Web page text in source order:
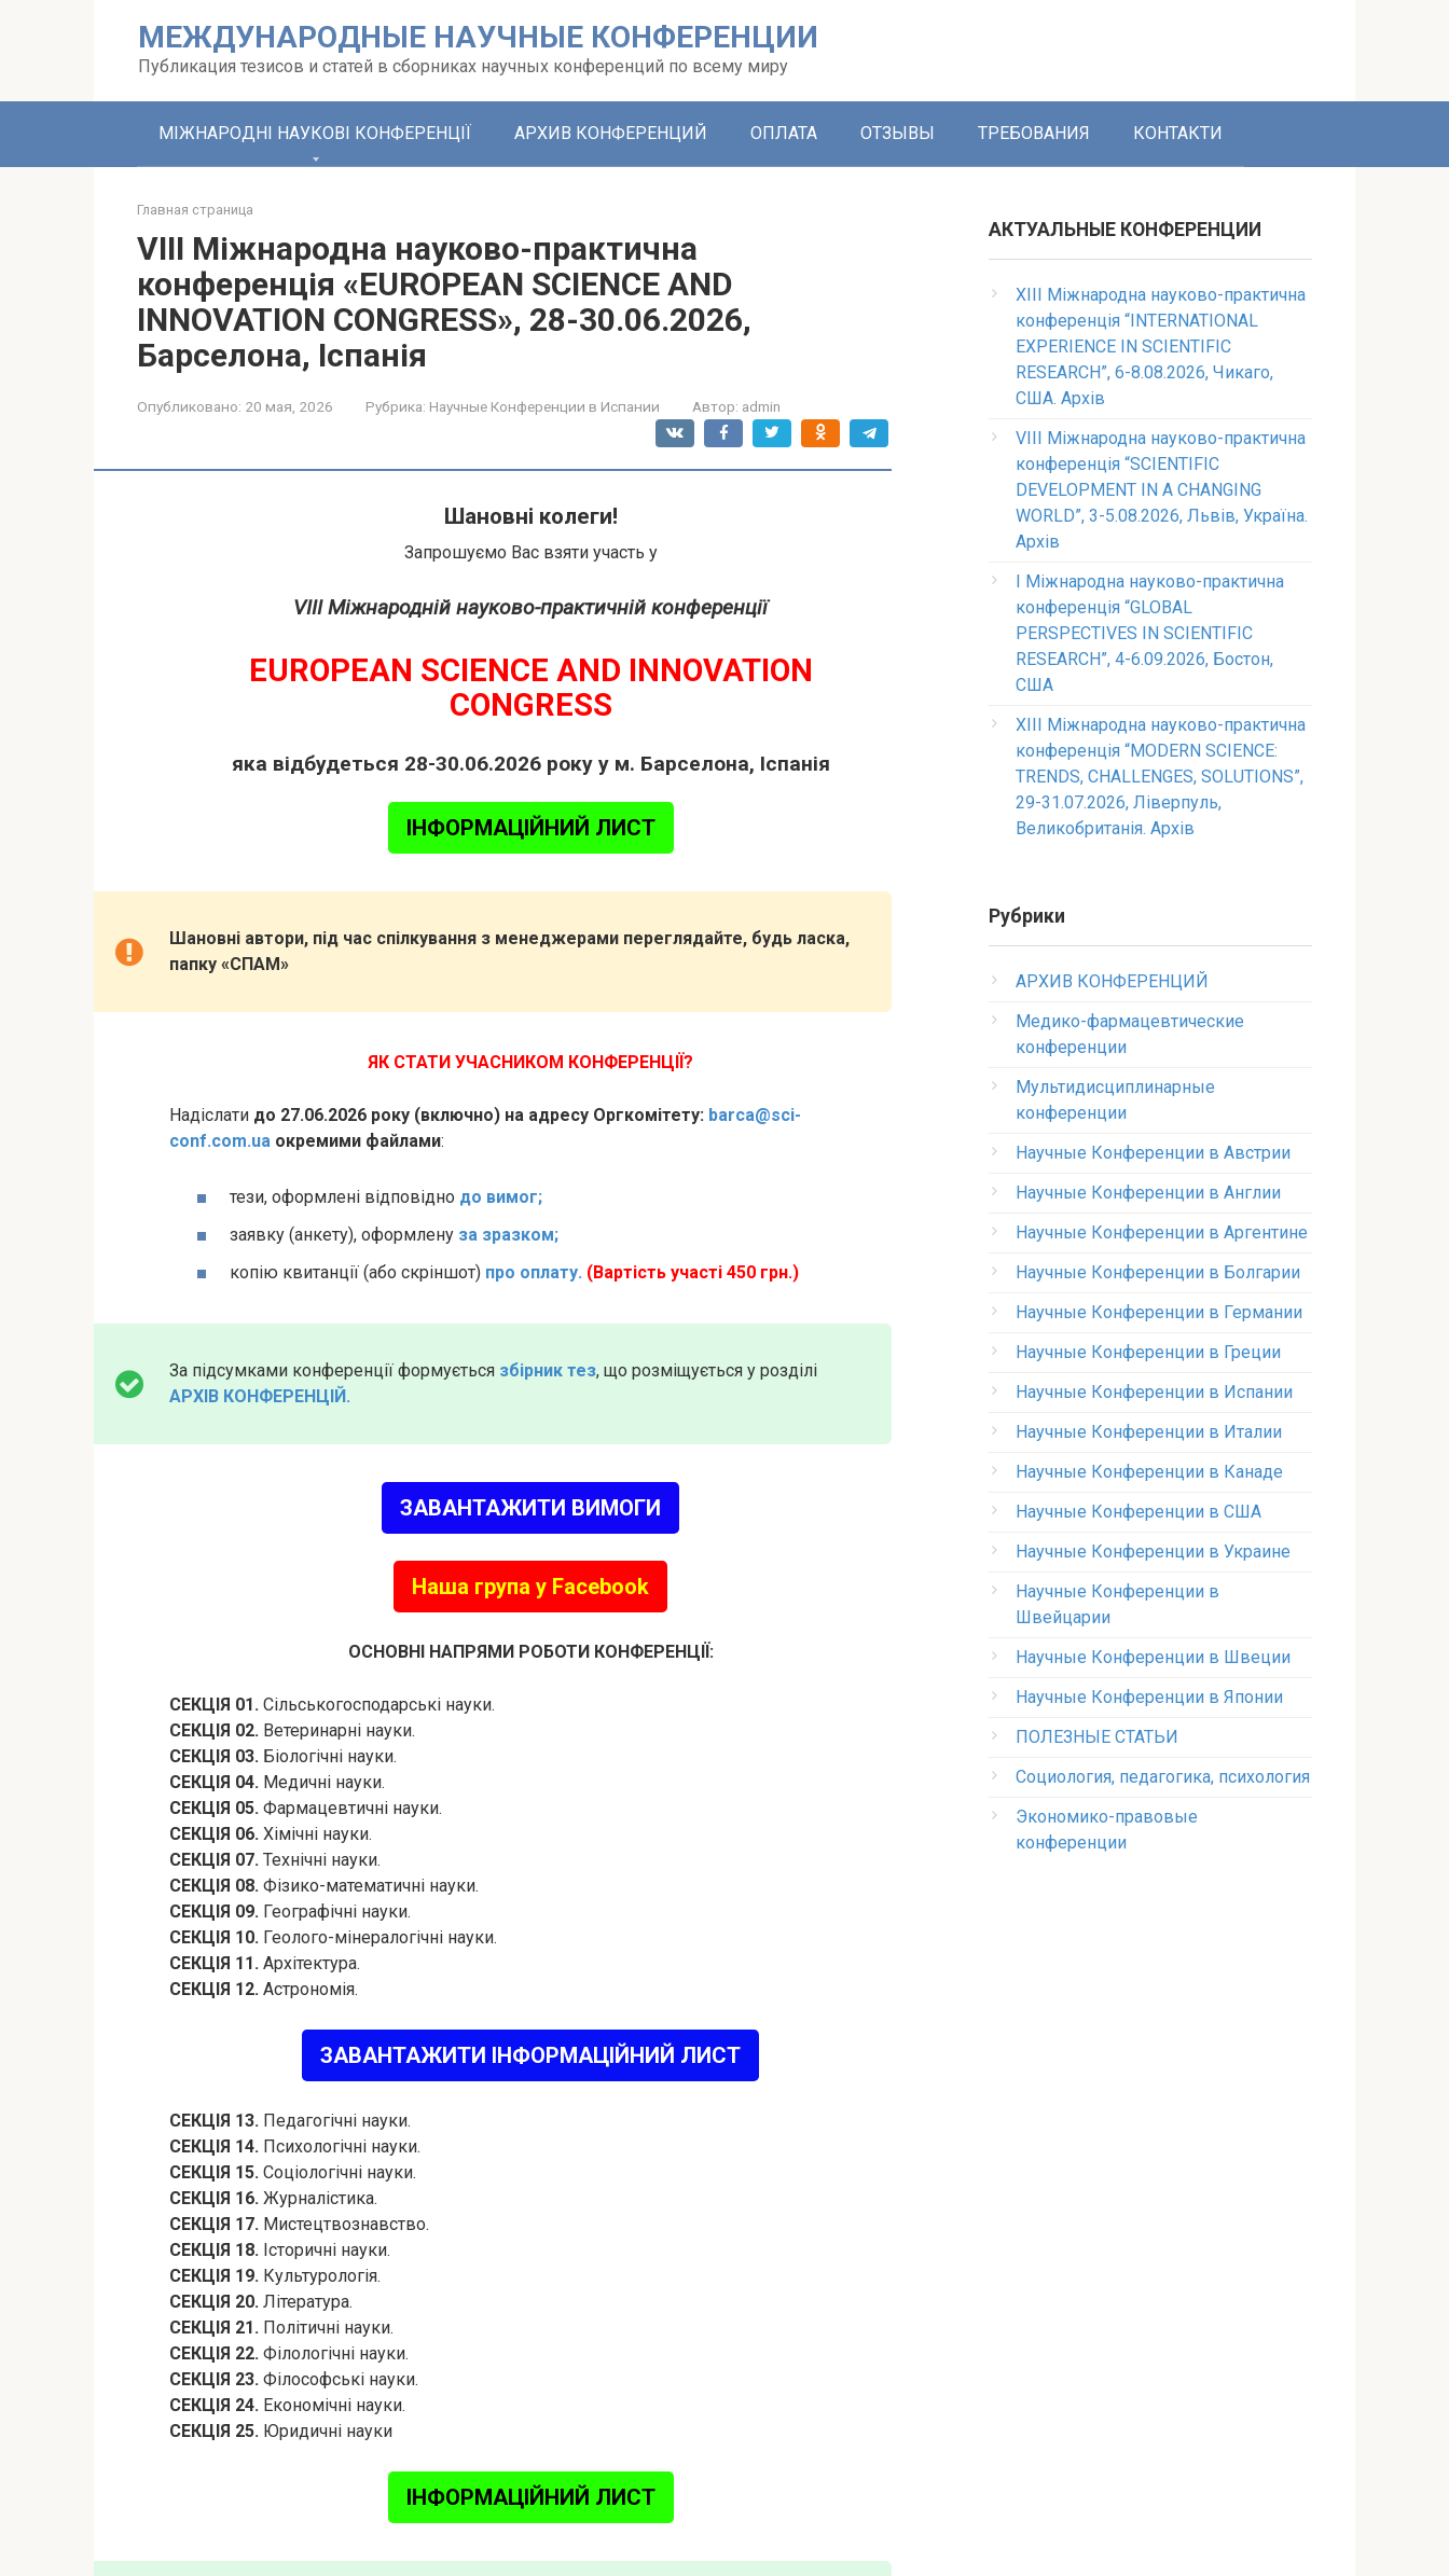
МЕЖДУНАРОДНЫЕ НАУЧНЫЕ КОНФЕРЕНЦИИ
Публикация тезисов и статей в сборниках научных конференций по всему миру
МІЖНАРОДНІ НАУКОВІ КОНФЕРЕНЦІЇ АРХИВ КОНФЕРЕНЦИЙ ОПЛАТА ОТЗЫВЫ ТРЕБОВАНИЯ КОНТАКТИ
Главная страница
VIII Міжнародна науково-практична
конференція «EUROPEAN SCIENCE AND
INNOVATION CONGRESS», 28-30.06.2026,
Барселона, Іспанія
Опубликовано: 20 мая, 2026 Рубрика: Научные Конференции в Испании Автор: admin
Шановні колеги!
Запрошуємо Вас взяти участь у
VIII Міжнародній науково-практичній конференції
EUROPEAN SCIENCE AND INNOVATION
CONGRESS
яка відбудеться 28-30.06.2026 року у м. Барселона, Іспанія
ІНФОРМАЦІЙНИЙ ЛИСТ
Шановні автори, під час спілкування з менеджерами переглядайте, будь ласка,
папку «СПАМ»
ЯК СТАТИ УЧАСНИКОМ КОНФЕРЕНЦІЇ?
Надіслати до 27.06.2026 року (включно) на адресу Оргкомітету: barca@sci-
conf.com.ua окремими файлами:
тези, оформлені відповідно до вимог;
заявку (анкету), оформлену за зразком;
копію квитанції (або скріншот) про оплату. (Вартість участі 450 грн.)
За підсумками конференції формується збірник тез, що розміщується у розділі
АРХІВ КОНФЕРЕНЦІЙ.
ЗАВАНТАЖИТИ ВИМОГИ
Наша група у Facebook
ОСНОВНІ НАПРЯМИ РОБОТИ КОНФЕРЕНЦІЇ:
СЕКЦІЯ 01. Сільськогосподарські науки.
СЕКЦІЯ 02. Ветеринарні науки.
СЕКЦІЯ 03. Біологічні науки.
СЕКЦІЯ 04. Медичні науки.
СЕКЦІЯ 05. Фармацевтичні науки.
СЕКЦІЯ 06. Хімічні науки.
СЕКЦІЯ 07. Технічні науки.
СЕКЦІЯ 08. Фізико-математичні науки.
СЕКЦІЯ 09. Географічні науки.
СЕКЦІЯ 10. Геолого-мінералогічні науки.
СЕКЦІЯ 11. Архітектура.
СЕКЦІЯ 12. Астрономія.
ЗАВАНТАЖИТИ ІНФОРМАЦІЙНИЙ ЛИСТ
СЕКЦІЯ 13. Педагогічні науки.
СЕКЦІЯ 14. Психологічні науки.
СЕКЦІЯ 15. Соціологічні науки.
СЕКЦІЯ 16. Журналістика.
СЕКЦІЯ 17. Мистецтвознавство.
СЕКЦІЯ 18. Історичні науки.
СЕКЦІЯ 19. Культурологія.
СЕКЦІЯ 20. Література.
СЕКЦІЯ 21. Політичні науки.
СЕКЦІЯ 22. Філологічні науки.
СЕКЦІЯ 23. Філософські науки.
СЕКЦІЯ 24. Економічні науки.
СЕКЦІЯ 25. Юридичні науки
ІНФОРМАЦІЙНИЙ ЛИСТ
АКТУАЛЬНЫЕ КОНФЕРЕНЦИИ
XIII Міжнародна науково-практична
конференція “INTERNATIONAL
EXPERIENCE IN SCIENTIFIC
RESEARCH”, 6-8.08.2026, Чикаго,
США. Архів
VIII Міжнародна науково-практична
конференція “SCIENTIFIC
DEVELOPMENT IN A CHANGING
WORLD”, 3-5.08.2026, Львів, Україна.
Архів
I Міжнародна науково-практична
конференція “GLOBAL
PERSPECTIVES IN SCIENTIFIC
RESEARCH”, 4-6.09.2026, Бостон,
США
XIII Міжнародна науково-практична
конференція “MODERN SCIENCE:
TRENDS, CHALLENGES, SOLUTIONS”,
29-31.07.2026, Ліверпуль,
Великобританія. Архів
Рубрики
АРХИВ КОНФЕРЕНЦИЙ
Медико-фармацевтические
конференции
Мультидисциплинарные
конференции
Научные Конференции в Австрии
Научные Конференции в Англии
Научные Конференции в Аргентине
Научные Конференции в Болгарии
Научные Конференции в Германии
Научные Конференции в Греции
Научные Конференции в Испании
Научные Конференции в Италии
Научные Конференции в Канаде
Научные Конференции в США
Научные Конференции в Украине
Научные Конференции в
Швейцарии
Научные Конференции в Швеции
Научные Конференции в Японии
ПОЛЕЗНЫЕ СТАТЬИ
Социология, педагогика, психология
Экономико-правовые
конференции